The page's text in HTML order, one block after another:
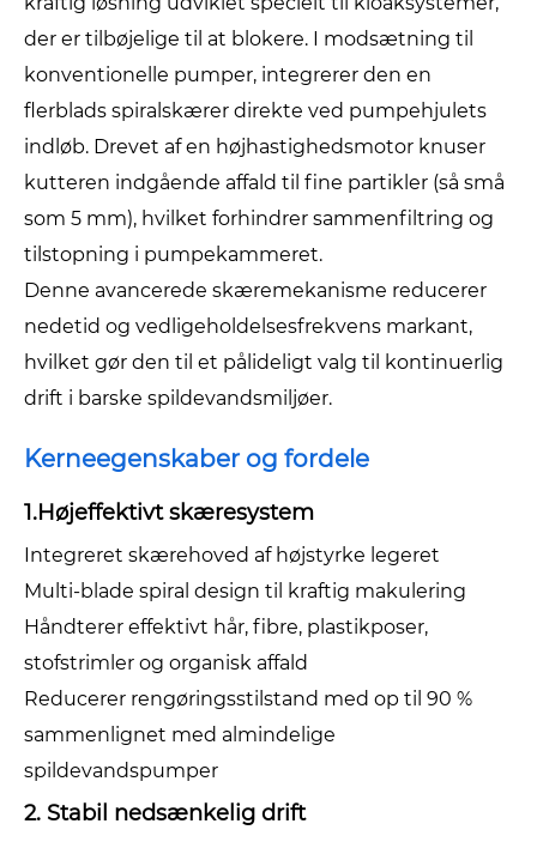
der er tilbøjelige til at blokere. I modsætning til
konventionelle pumper, integrerer den en
flerblads spiralskærer direkte ved pumpehjulets
indløb. Drevet af en højhastighedsmotor knuser
kutteren indgående affald til fine partikler (så små
som 5 mm), hvilket forhindrer sammenfiltring og
tilstopning i pumpekammeret.
Denne avancerede skæremekanisme reducerer
nedetid og vedligeholdelsesfrekvens markant,
hvilket gør den til et pålideligt valg til kontinuerlig
drift i barske spildevandsmiljøer.
Kerneegenskaber og fordele
1.Højeffektivt skæresystem
Integreret skærehoved af højstyrke legeret
Multi-blade spiral design til kraftig makulering
Håndterer effektivt hår, fibre, plastikposer,
stofstrimler og organisk affald
Reducerer rengøringsstilstand med op til 90 %
sammenlignet med almindelige
spildevandspumper
2. Stabil nedsænkelig drift